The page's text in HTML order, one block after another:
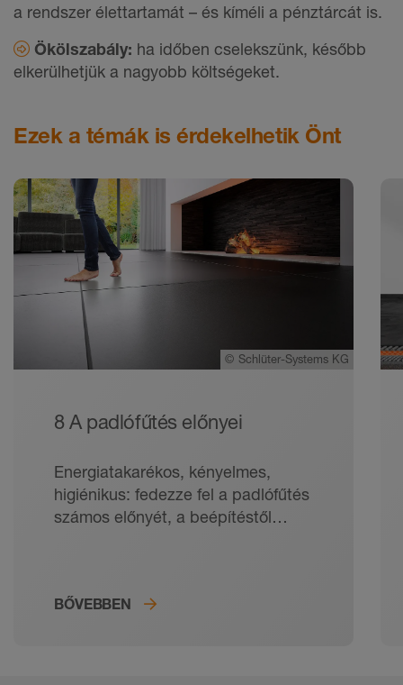
a rendszer élettartamát – és kíméli a pénztárcát is.
Ökölszabály: ha időben cselekszünk, később
elkerülhetjük a nagyobb költségeket.
Ezek a témák is érdekelhetik Önt
© Schlüter-Systems KG
8 A padlófűtés előnyei
Energiatakarékos, kényelmes,
higiénikus: fedezze fel a padlófűtés
számos előnyét, a beépítéstől
BŐVEBBEN